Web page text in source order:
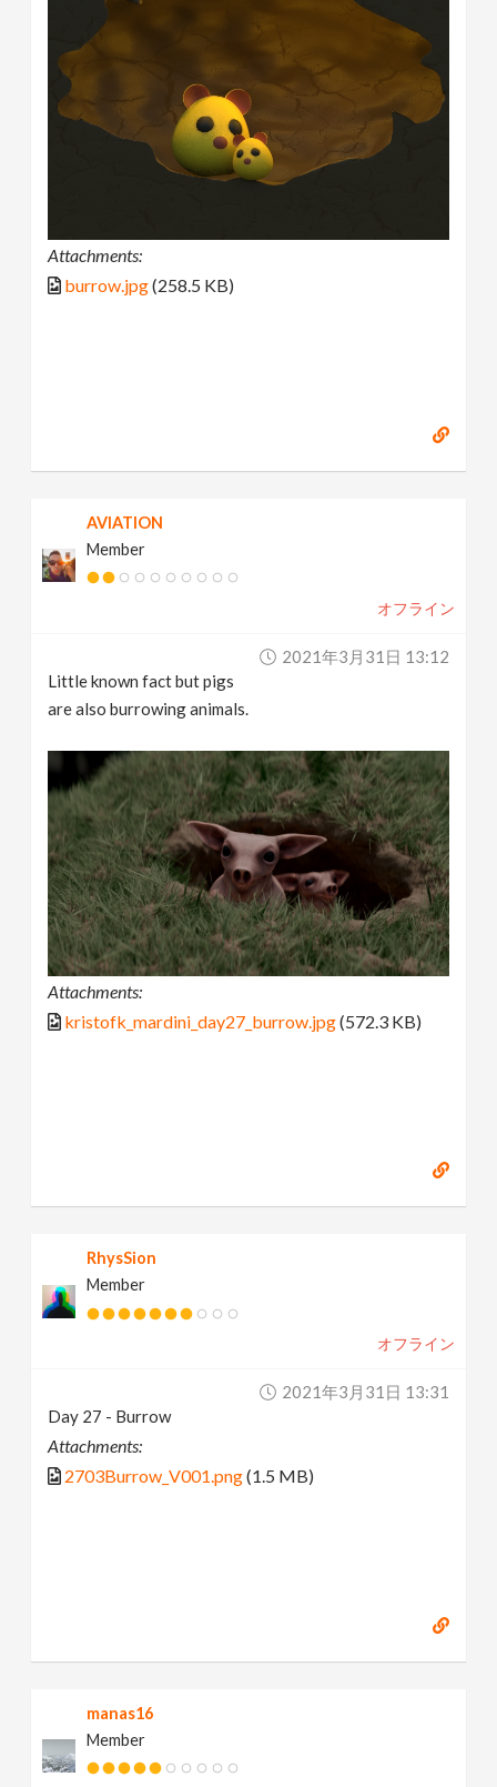
Attachments:
burrow.jpg(258.5 KB)
AVIATION
Member
オフライン
2021年3月31日 13:12
Little known fact but pigs
are also burrowing animals.
Attachments:
kristofk_mardini_day27_burrow.jpg(572.3 KB)
RhysSion
Member
オフライン
2021年3月31日 13:31
Day 27 - Burrow
Attachments:
2703Burrow_V001.png(1.5 MB)
manas16
Member